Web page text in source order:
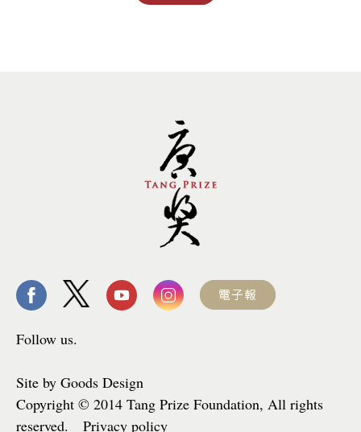
Follow us.
Site by Goods Design
Copyright © 2014 Tang Prize Foundation, All rights
reserved. Privacy policy